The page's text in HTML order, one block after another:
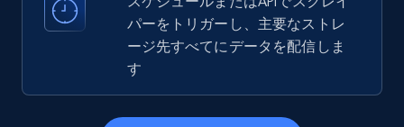
3.4K+ 無料トライアル
パーをトリガーし、主要なストレ
ージ先すべてにデータを配信しま
す